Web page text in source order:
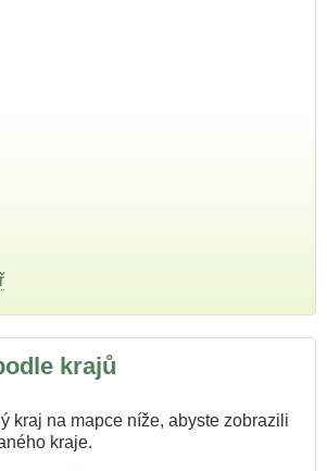
krajů
kraj na mapce níže, abyste zobrazili
kraje.